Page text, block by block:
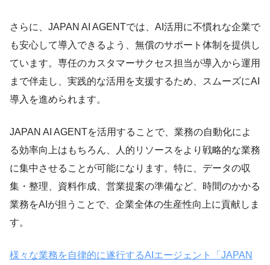
さらに、JAPAN AI AGENTでは、AI活用に不慣れな企業で
も安心して導入できるよう、無償のサポート体制を提供し
ています。専任のカスタマーサクセス担当が導入から運用
まで伴走し、実践的な活用を支援するため、スムーズにAI
導入を進められます。
JAPAN AI AGENTを活用することで、業務の自動化によ
る効率向上はもちろん、人的リソースをより戦略的な業務
に集中させることが可能になります。特に、データの収
集・整理、資料作成、営業提案の準備など、時間のかかる
業務をAIが担うことで、企業全体の生産性向上に貢献しま
す。
様々な業務を自律的に遂行するAIエージェント「JAPAN